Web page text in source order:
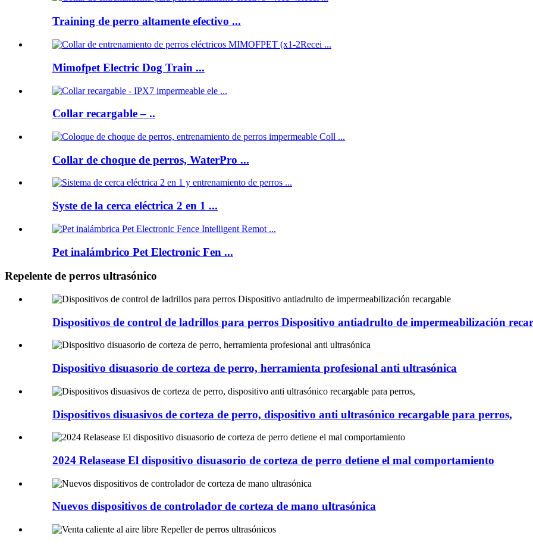
Training de perro altamente efectivo ...
Mimofpet Electric Dog Train ...
Collar recargable – ..
Collar de choque de perros, WaterPro ...
Syste de la cerca eléctrica 2 en 1 ...
Pet inalámbrico Pet Electronic Fen ...
Repelente de perros ultrasónico
Dispositivos de control de ladrillos para perros Dispositivo antiadrulto de impermeabilización
Dispositivo disuasorio de corteza de perro, herramienta profesional anti ultrasónica
Dispositivos disuasivos de corteza de perro, dispositivo anti ultrasónico recargable para perros,
2024 Relasease El dispositivo disuasorio de corteza de perro detiene el mal comportamiento
Nuevos dispositivos de controlador de corteza de mano ultrasónica